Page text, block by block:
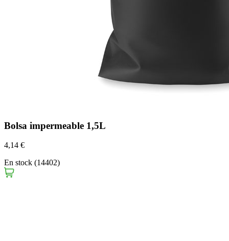
Bolsa impermeable 1,5L
4,14 €
En stock (14402)